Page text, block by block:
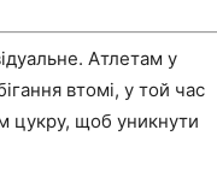
Атлетам у
втомі, у той час
цукру, щоб уникнути